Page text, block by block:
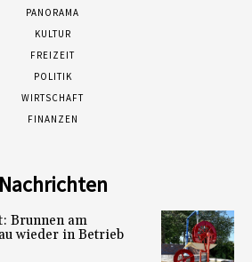
PANORAMA
KULTUR
FREIZEIT
POLITIK
WIRTSCHAFT
FINANZEN
Nachrichten
Brunnen am
wieder in Betrieb